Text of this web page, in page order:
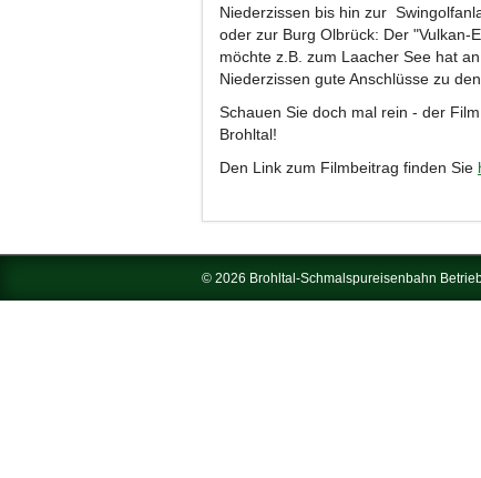
Niederzissen bis hin zur
oder zur Burg Olbrück: Der "Vulkan-
möchte z.B. zum Laacher See hat
Niederzissen gute Anschlüsse zu
Schauen Sie doch mal rein - der
Brohltal!
Den Link zum Filmbeitrag finden Sie
© 2026 Brohltal-Schmalspureisenbahn